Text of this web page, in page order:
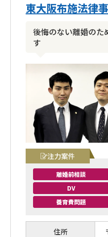
後悔のない離婚のた
す
東大阪布施法律
注力案件
離婚前相談
DV
養育費問題
住所